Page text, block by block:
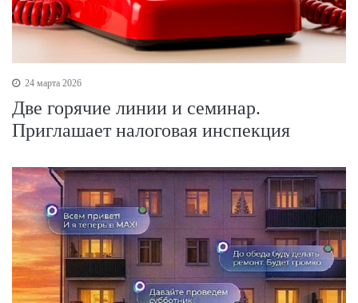
24 марта 2026
Две горячие линии и семинар.
Приглашает налоговая инспекция